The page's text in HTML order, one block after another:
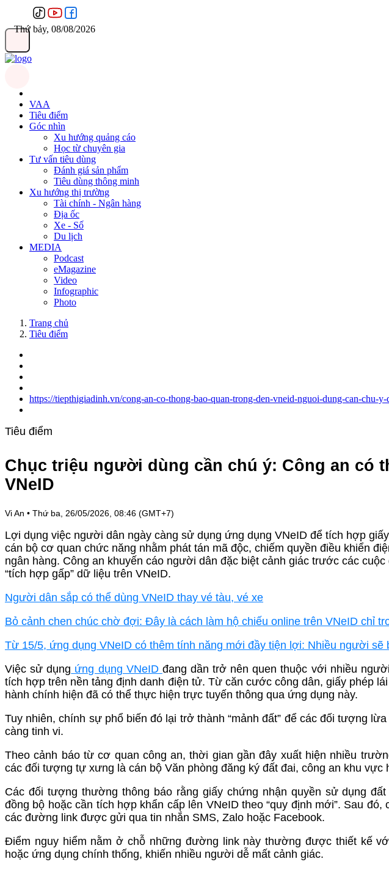
Thứ bảy, 08/08/2026
VAA
Tiêu điểm
Góc nhìn
Xu hướng quảng cáo
Học từ chuyên gia
Tư vấn tiêu dùng
Đánh giá sản phẩm
Tiêu dùng thông minh
Xu hướng thị trường
Tài chính - Ngân hàng
Địa ốc
Xe - Số
Du lịch
MEDIA
Podcast
eMagazine
Video
Infographic
Photo
Trang chủ
Tiêu điểm
https://tiepthigiadinh.vn/cong-an-co-thong-bao-quan-trong-den-vneid-nguoi-dung-can-chu-
Tiêu điểm
Chục triệu người dùng cần chú ý: Công an có
VNeID
Vi An • Thứ ba, 26/05/2026, 08:46 (GMT+7)
Lợi dụng việc người dân ngày càng sử dụng ứng dụng VNeID để tích hợp
cán bộ cơ quan chức năng nhằm phát tán mã độc, chiếm quyền điều khiển
ngân hàng. Công an khuyến cáo người dân đặc biệt cảnh giác trước các cuộc
“tích hợp gấp” dữ liệu trên VNeID.
Người dân sắp có thể dùng VNeID thay vé tàu, vé xe
Bỏ cảnh chen chúc chờ đợi: Đây là cách làm hộ chiếu online trên VNeID chỉ
Từ 15/5, ứng dụng VNeID có thêm tính năng mới đầy tiện lợi: Nhiều người sẽ
Việc sử dụng ứng dụng VNeID đang dần trở nên quen thuộc với nhiều
tích hợp trên nền tảng định danh điện tử. Từ căn cước công dân, giấy phép
hành chính hiện đã có thể thực hiện trực tuyến thông qua ứng dụng này.
Tuy nhiên, chính sự phổ biến đó lại trở thành “mảnh đất” để các đối tượng
càng tinh vi.
Theo cảnh báo từ cơ quan công an, thời gian gần đây xuất hiện nhiều
các đối tượng tự xưng là cán bộ Văn phòng đăng ký đất đai, công an khu vực
Các đối tượng thường thông báo rằng giấy chứng nhận quyền sử dụng
đồng bộ hoặc cần tích hợp khẩn cấp lên VNeID theo “quy định mới”. Sau
các đường link được gửi qua tin nhắn SMS, Zalo hoặc Facebook.
Điểm nguy hiểm nằm ở chỗ những đường link này thường được thiết kế
hoặc ứng dụng chính thống, khiến nhiều người dễ mất cảnh giác.